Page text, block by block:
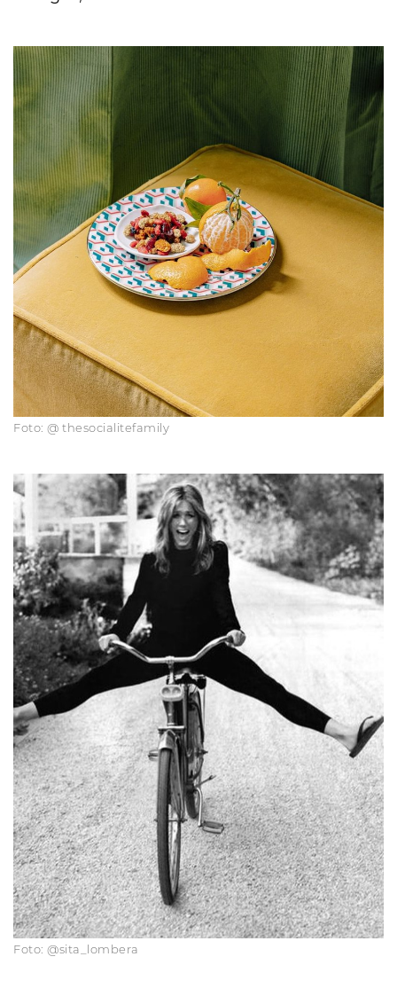
Foto: @ thesocialitefamily
Foto: @sita_lombera